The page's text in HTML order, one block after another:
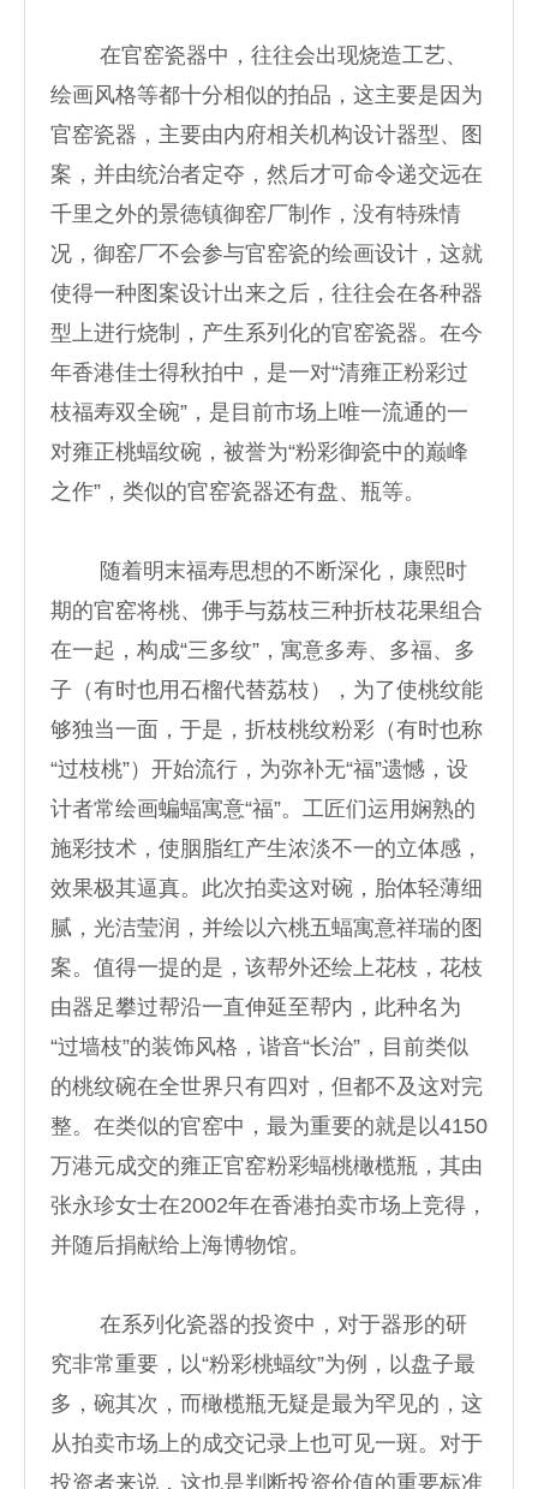
在官窑瓷器中，往往会出现烧造工艺、
绘画风格等都十分相似的拍品，这主要是因为
官窑瓷器，主要由内府相关机构设计器型、图
案，并由统治者定夺，然后才可命令递交远在
千里之外的景德镇御窑厂制作，没有特殊情
况，御窑厂不会参与官窑瓷的绘画设计，这就
使得一种图案设计出来之后，往往会在各种器
型上进行烧制，产生系列化的官窑瓷器。在今
年香港佳士得秋拍中，是一对“清雍正粉彩过
枝福寿双全碗”，是目前市场上唯一流通的一
对雍正桃蝠纹碗，被誉为“粉彩御瓷中的巅峰
之作”，类似的官窑瓷器还有盘、瓶等。
随着明末福寿思想的不断深化，康熙时
期的官窑将桃、佛手与荔枝三种折枝花果组合
在一起，构成“三多纹”，寓意多寿、多福、多
子（有时也用石榴代替荔枝），为了使桃纹能
够独当一面，于是，折枝桃纹粉彩（有时也称
“过枝桃”）开始流行，为弥补无“福”遗憾，设
计者常绘画蝙蝠寓意“福”。工匠们运用娴熟的
施彩技术，使胭脂红产生浓淡不一的立体感，
效果极其逼真。此次拍卖这对碗，胎体轻薄细
腻，光洁莹润，并绘以六桃五蝠寓意祥瑞的图
案。值得一提的是，该帮外还绘上花枝，花枝
由器足攀过帮沿一直伸延至帮内，此种名为
“过墙枝”的装饰风格，谐音“长治”，目前类似
的桃纹碗在全世界只有四对，但都不及这对完
整。在类似的官窑中，最为重要的就是以4150
万港元成交的雍正官窑粉彩蝠桃橄榄瓶，其由
张永珍女士在2002年在香港拍卖市场上竞得，
并随后捐献给上海博物馆。
在系列化瓷器的投资中，对于器形的研
究非常重要，以“粉彩桃蝠纹”为例，以盘子最
多，碗其次，而橄榄瓶无疑是最为罕见的，这
从拍卖市场上的成交记录上也可见一斑。对于
投资者来说，这也是判断投资价值的重要标准